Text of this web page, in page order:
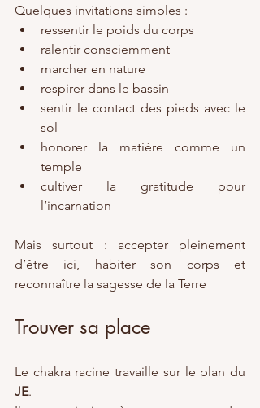
Quelques invitations simples :
ressentir le poids du corps
ralentir consciemment
marcher en nature
respirer dans le bassin
sentir le contact des pieds avec le
sol
honorer la matière comme un
temple
cultiver la gratitude pour
l’incarnation
Mais surtout : accepter pleinement
d’être ici, habiter son corps et
reconnaître la sagesse de la Terre
Trouver sa place
JE.